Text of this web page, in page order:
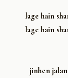
lage hain
lage hain
jinhen